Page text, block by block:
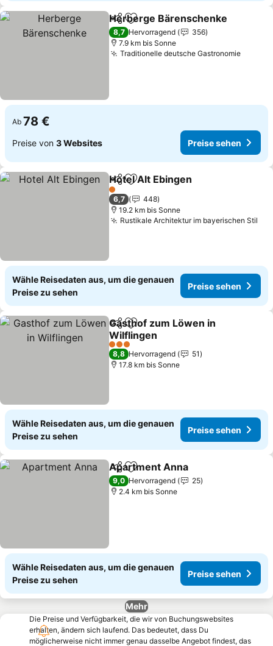
TeilenZu Favoriten hinzufügen
Herberge Bärenschenke
8,7 Hervorragend
356
7.9 km bis Sonne
Traditionelle deutsche GastronomiePreise
Ab 78 €
Preise von 3 Websites Preise sehen
TeilenZu Favoriten hinzufügen
Hotel Alt Ebingen
1 Sterne
6,7
448
19.2 km bis Sonne
Rustikale Architektur im bayerischen Stil
Wähle Reisedaten aus, um die genauen
Preise zu sehen
Preise sehen
TeilenZu Favoriten hinzufügen
Gasthof zum Löwen in
Wilflingen
Preise sehen
3 Sterne
8,8 Hervorragend
51
17.8 km bis Sonne
Wähle Reisedaten aus, um die genauen
Preise zu sehen
Preise sehen
TeilenZu Favoriten hinzufügen
Apartment Anna
9,0 Hervorragend
25
2.4 km bis Sonne
Wähle Reisedaten aus, um die genauen
Preise zu sehen
Preise sehen
Mehr
Die Preise und Verfügbarkeit, die wir von Buchungswebsites
erhalten, ändern sich laufend. Das bedeutet, dass Du
möglicherweise nicht immer genau dasselbe Angebot findest, das